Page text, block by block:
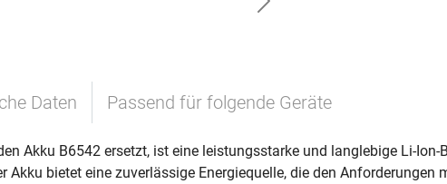
Next
Daten Passend für folgende Geräte
Akku B6542 ersetzt, ist eine leistungsstarke und langlebige Li-
Akku bietet eine zuverlässige Energiequelle, die den Anforderungen